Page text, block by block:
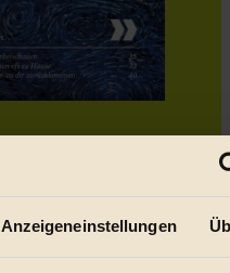
Anzeigeneinstellungen